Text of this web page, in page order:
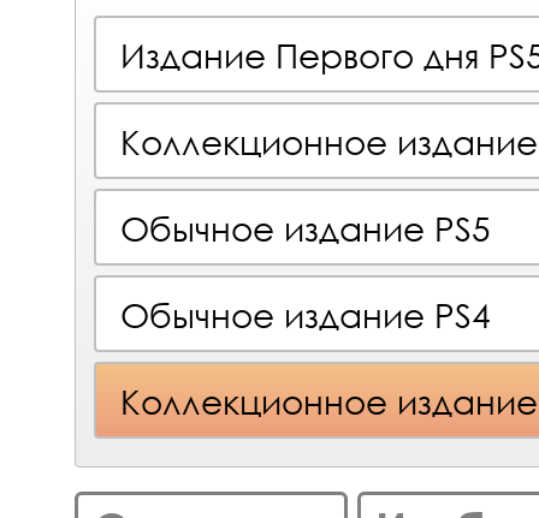
Издание Первого дня
Коллекционное издание
Обычное издание PS5
Обычное издание PS4
Коллекционное издание